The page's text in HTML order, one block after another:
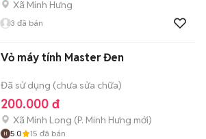
Xã Minh Hưng
3 đã bán
Vỏ máy tính Master Đen
Đã sử dụng (chưa sửa chữa)
200.000 đ
Xã Minh Long (P. Minh Hưng mới)
5.0 15 đã bán